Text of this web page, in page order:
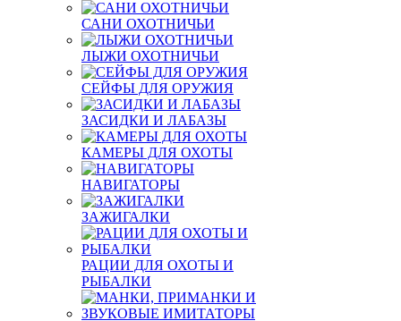
САНИ ОХОТНИЧЬИ
ЛЫЖИ ОХОТНИЧЬИ
СЕЙФЫ ДЛЯ ОРУЖИЯ
ЗАСИДКИ И ЛАБАЗЫ
КАМЕРЫ ДЛЯ ОХОТЫ
НАВИГАТОРЫ
ЗАЖИГАЛКИ
РАЦИИ ДЛЯ ОХОТЫ И
РЫБАЛКИ